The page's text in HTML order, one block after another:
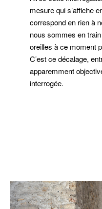
mesure qui s’affiche
correspond en rien à
nous sommes en
oreilles à ce moment
C’est ce décalage,
apparemment
interrogée.